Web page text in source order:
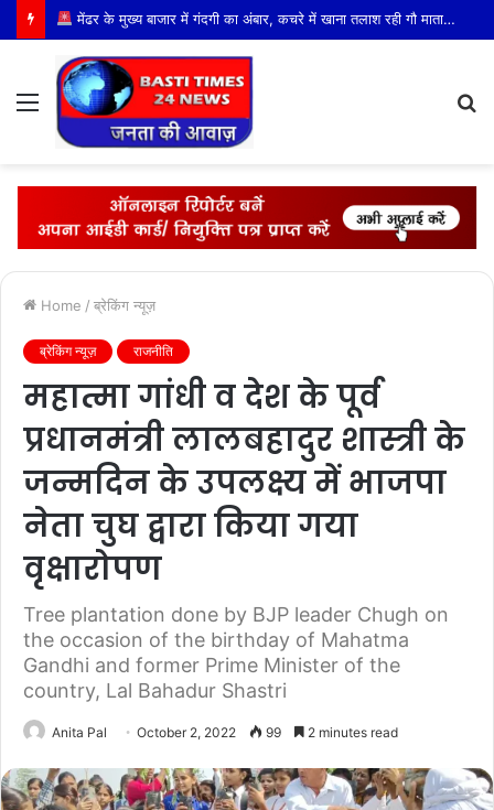
मुख्यमंत्री उमर अब्दुल्ला ने बाढ़ प्रभावित लोरन और मर्राह का किया दौरा, प्रभावित परिवारों से मिलकर हरसंभव मदद का दिया भरोसा
Menu
Home / ब्रेकिंग न्यूज़
ब्रेकिंग न्यूज़ राजनीति
महात्मा गांधी व देश के पूर्व
प्रधानमंत्री लालबहादुर शास्त्री के
जन्मदिन के उपलक्ष्य में भाजपा
नेता चुघ द्वारा किया गया
वृक्षारोपण
Tree plantation done by BJP leader Chugh on
the occasion of the birthday of Mahatma
Gandhi and former Prime Minister of the
country, Lal Bahadur Shastri
Anita Pal October 2, 2022 99 2 minutes read